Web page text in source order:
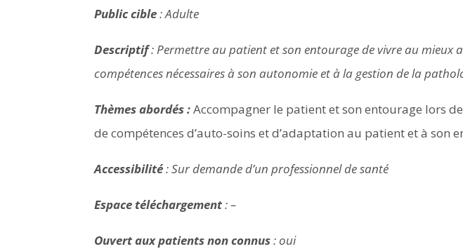
Public cible: Adulte
Descriptif: Permettre au patient et son entourage de vivre au
compétences nécessaires à son autonomie et à la gestion de la
Thèmes abordés :Accompagner le patient et son entourage lors
de compétences d’auto-soins et d’adaptation au patient et à son
Accessibilité: Sur demande d’un professionnel de santé
Espace téléchargement: –
Ouvert aux patients non connus: oui